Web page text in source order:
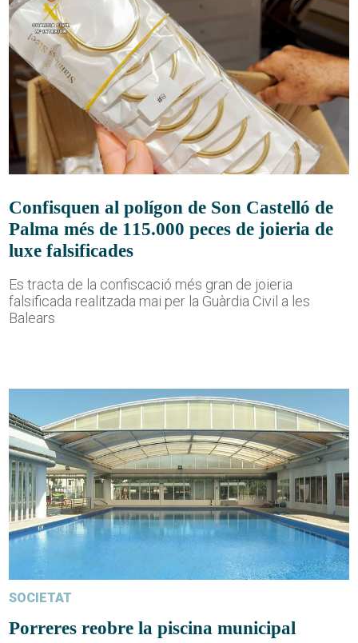
Confisquen al polígon de Son Castelló de
Palma més de 115.000 peces de joieria de
luxe falsificades
Es tracta de la confiscació més gran de joieria
falsificada realitzada mai per la Guàrdia Civil a les
Balears
SOCIETAT
Porreres reobre la piscina municipal